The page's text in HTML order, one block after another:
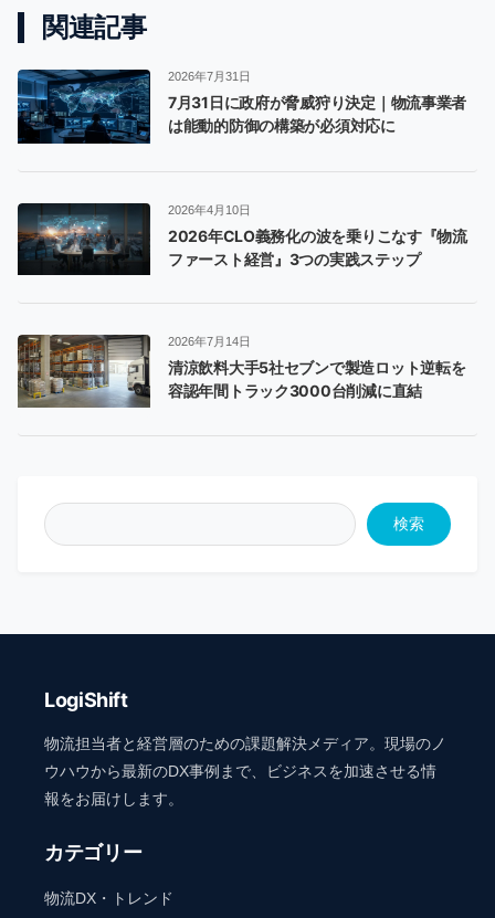
関連記事
2026年7月31日
7月31日に政府が脅威狩り決定｜物流事業者
は能動的防御の構築が必須対応に
2026年4月10日
2026年CLO義務化の波を乗りこなす『物流
ファースト経営』3つの実践ステップ
2026年7月14日
清涼飲料大手5社セブンで製造ロット逆転を
容認年間トラック3000台削減に直結
検索
LogiShift
物流担当者と経営層のための課題解決メディア。現場のノ
ウハウから最新のDX事例まで、ビジネスを加速させる情
報をお届けします。
カテゴリー
物流DX・トレンド